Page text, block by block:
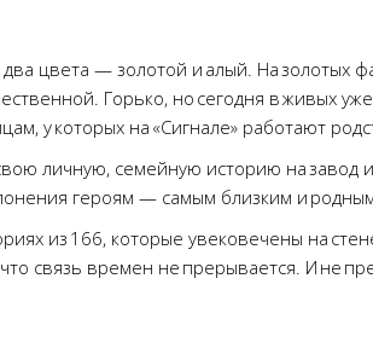
цвета — золотой и алый. На золотых
Горько, но сегодня в живых
у которых на «Сигнале» работают
личную, семейную историю на завод
героям — самым близким и
из 166, которые увековечены на
связь времен не прерывается. И не